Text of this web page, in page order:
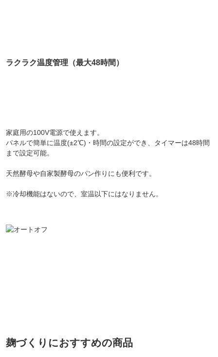
ラクラク温度管理（最大48時間）
家庭用の100V電源で使えます。
パネルで簡単に温度(±2℃)・時間の設定ができ、タイマーは48時間
まで設定可能。
天然酵母や自家製酵母のパン作りにも便利です。
※冷却機能はないので、室温以下にはなりません。
麹づくりにおすすめの商品